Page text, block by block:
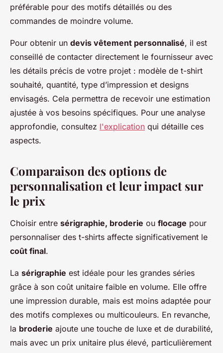
préférable pour des motifs détaillés ou des
commandes de moindre volume.
Pour obtenir un devis vêtement personnalisé, il est
conseillé de contacter directement le fournisseur avec
les détails précis de votre projet : modèle de t-shirt
souhaité, quantité, type d’impression et designs
envisagés. Cela permettra de recevoir une estimation
ajustée à vos besoins spécifiques. Pour une analyse
approfondie, consultez l'explication qui détaille ces
aspects.
Comparaison des options de
personnalisation et leur impact sur
le prix
Choisir entre sérigraphie, broderie ou flocage pour
personnaliser des t-shirts affecte significativement le
coût final.
La sérigraphie est idéale pour les grandes séries
grâce à son coût unitaire faible en volume. Elle offre
une impression durable, mais est moins adaptée pour
des motifs complexes ou multicouleurs. En revanche,
la broderie ajoute une touche de luxe et de durabilité,
mais avec un prix unitaire plus élevé, particulièrement